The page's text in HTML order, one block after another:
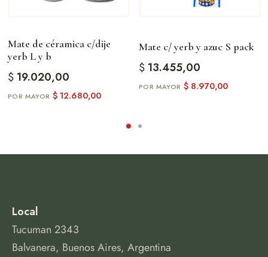
Mate de céramica c/dije
yerb L y b
$19.020,00
$12.680,00
Mate c/ yerb y azuc S pack
$13.455,00
$8.970,00
Local
Tucuman 2343
Balvanera, Buenos Aires, Argentina